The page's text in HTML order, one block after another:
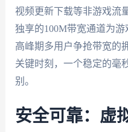
视频更新下载等非游戏流
独享的100M带宽通道为
高峰期多用户争抢带宽的
关键时刻，一个稳定的毫
别。
安全可靠：虚